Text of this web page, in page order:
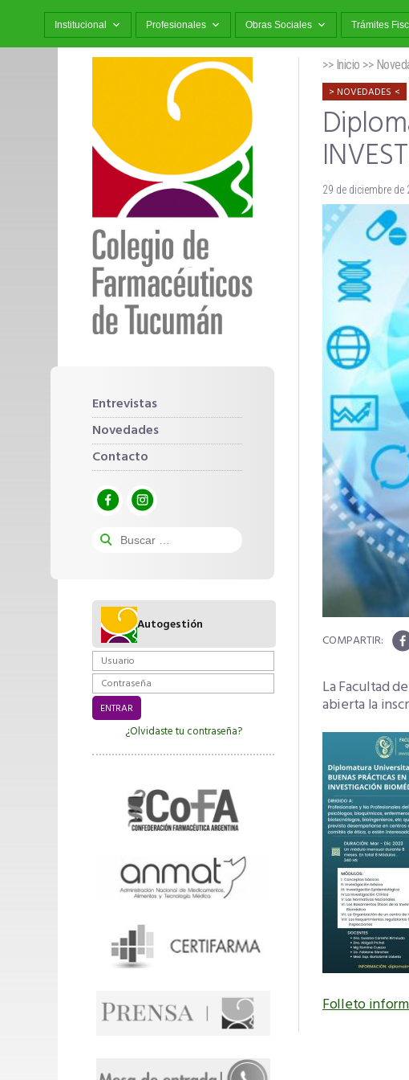
Institucional Profesionales Obras Sociales Trámites
Entrevistas
Novedades
Contacto
Autogestión
¿Olvidaste tu contraseña?
>> Inicio >>
NOVEDADES
29 de diciembre de
La Facultad
abierta la
Folleto